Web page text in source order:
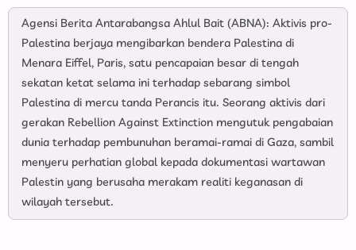
Agensi Berita Antarabangsa Ahlul Bait (ABNA): Aktivis pro-
Palestina berjaya mengibarkan bendera Palestina di
Menara Eiffel, Paris, satu pencapaian besar di tengah
sekatan ketat selama ini terhadap sebarang simbol
Palestina di mercu tanda Perancis itu. Seorang aktivis dari
gerakan Rebellion Against Extinction mengutuk pengabaian
dunia terhadap pembunuhan beramai-ramai di Gaza, sambil
menyeru perhatian global kepada dokumentasi wartawan
Palestin yang berusaha merakam realiti keganasan di
wilayah tersebut.